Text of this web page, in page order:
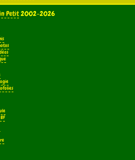
Petit2002-2026